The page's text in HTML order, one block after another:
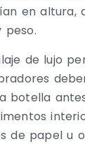
en altura,
de lujo
botella
de papel u